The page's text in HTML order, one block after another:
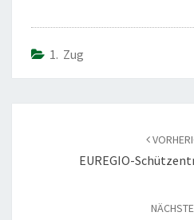
1. Zug
EUREGIO-